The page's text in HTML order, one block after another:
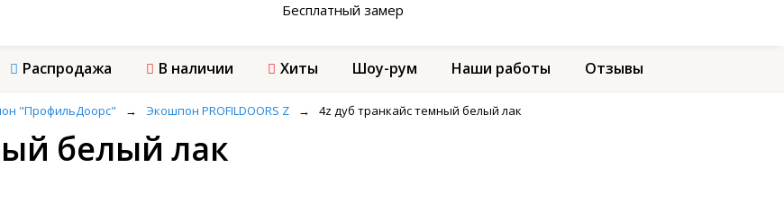
Бесплатный замер
Распродажа В наличии Хиты Шоу-рум Наши работы Отзывы
"ПрофильДоорс" → Экошпон PROFILDOORS Z → 4z дуб транкайс темный белый лак
белый лак